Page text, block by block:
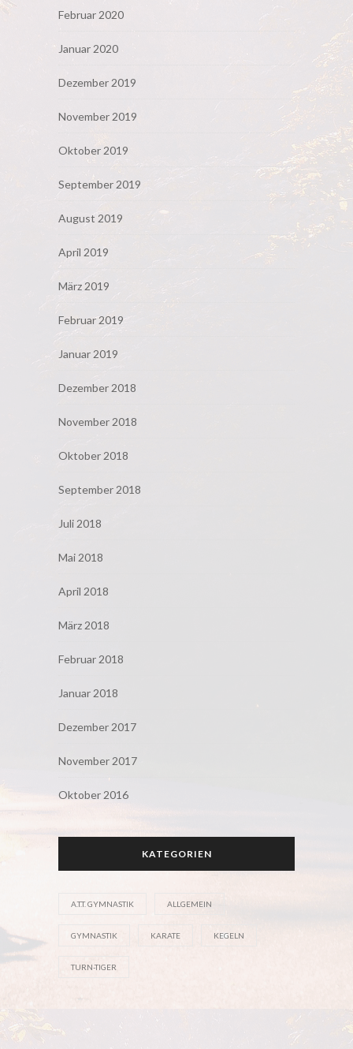
Februar 2020
Januar 2020
Dezember 2019
November 2019
Oktober 2019
September 2019
August 2019
April 2019
März 2019
Februar 2019
Januar 2019
Dezember 2018
November 2018
Oktober 2018
September 2018
Juli 2018
Mai 2018
April 2018
März 2018
Februar 2018
Januar 2018
Dezember 2017
November 2017
Oktober 2016
KATEGORIEN
A.T.T. GYMNASTIK ALLGEMEIN
GYMNASTIK KARATE KEGELN
TURN-TIGER